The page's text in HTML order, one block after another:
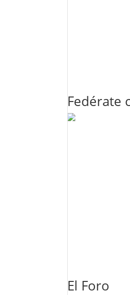
Fedérate
El Foro